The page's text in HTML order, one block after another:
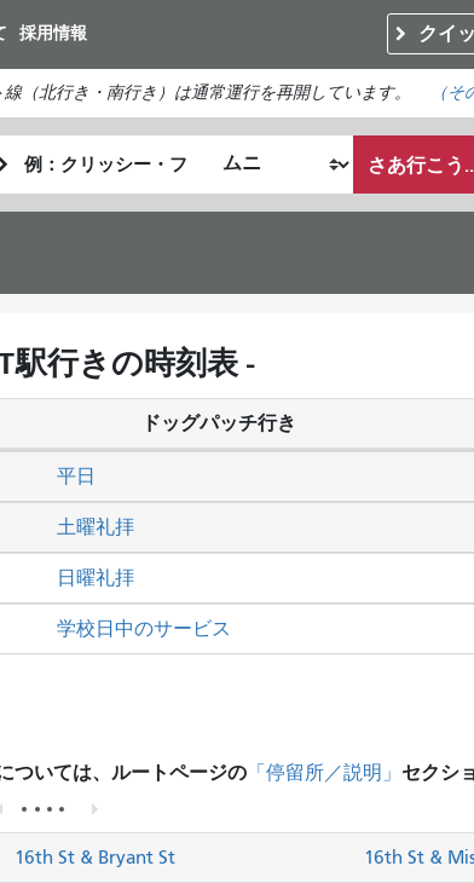
イ
ン
コ
ン
テ
ン
ツ
採用情報 クイ
（北行き・南行き）は通常運行を再開しています。 （そ
終
了
地
が
よ
に
旅
し
た
か
さあ行こう
行きの時刻表 -
ドッグパッチ行き
土曜礼拝
日曜礼拝
平日
学校日中のサービス
ついては、ルートページの 「停留所／説明」 セクシ
16th St & Bryant St 16th St &